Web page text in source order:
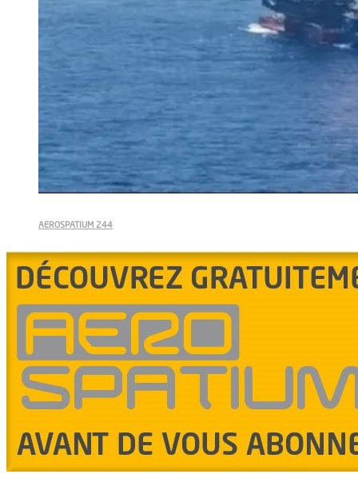
AEROSPATIUM 244